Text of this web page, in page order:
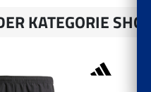
KATEGORIE